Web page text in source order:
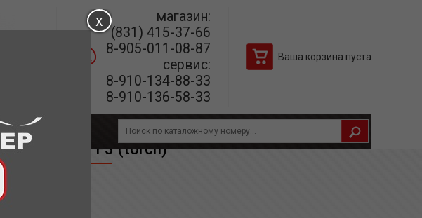
магазин:
(831) 415-37-66
8-905-011-08-87
сервис:
8-910-134-88-33
8-910-136-58-33
Ваша корзина пуста
BYD F3 (torch)